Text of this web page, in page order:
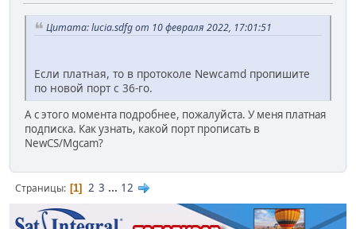
Цитата: lucia.sdfg от 10 февраля 2022, 17:01:51
Если платная, то в протоколе Newcamd пропишите
по новой порт с 36-го.
А с этого момента подробнее, пожалуйста. У меня платная
подписка. Как узнать, какой порт прописать в
NewCS/Mgcam?
Страницы 1 2 3 ... 12